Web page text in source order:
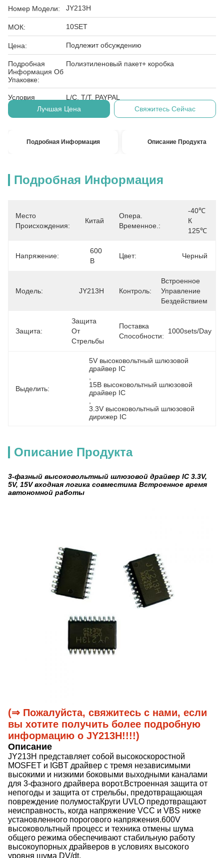
Номер Модели: JY213H
МОК: 10SET
Цена: Подлежит обсуждению
Подробная
Информация Об
Упаковке:
Полиэтиленовый пакет+ коробка
Условия
Оплаты:
L/C, T/T, PAYPAL
Лучшая Цена
Свяжитесь Сейчас
Подробная Информация Описание Продукта
Подробная Информация
Место
Происхождения:
Китай
Опера.
Временное.:
-40℃
К
125℃
Напряжение:
600
В
Цвет: Черный
Модель: JY213H Контроль:
Встроенное
Управление
Бездействием
Защита:
Защита
От
Стрельбы
Поставка
Способности:
1000sets/day
Выделить:
5V высоковольтный шлюзовой
драйвер IC
15В высоковольтный шлюзовой
драйвер IC
3.3V высоковольтный шлюзовой
дирижер IC
Описание Продукта
3-фазный высоковольтный шлюзовой драйвер IC 3.3V,
5V, 15V входная логика совместима Встроенное время
автономной работы
(⇒ Пожалуйста, свяжитесь с нами, если
вы хотите получить более подробную
информацию о JY213H!!!!)
Описание
JY213H представляет собой высокоскоростной
MOSFET и IGBT драйвер с тремя независимыми
высокими и низкими боковыми выходными каналами
для 3-фазного драйвера ворот.Встроенная защита от
непогоды и защита от стрельбы, предотвращающая
повреждение полумостаКруги UVLO предотвращают
неисправность, когда напряжение VCC и VBS ниже
установленного порогового напряжения.600V
высоковольтный процесс и техника отмены шума
общего режима обеспечивают стабильную работу
высокоупорных драйверов в условиях высокого
уровня шума DV/dt.